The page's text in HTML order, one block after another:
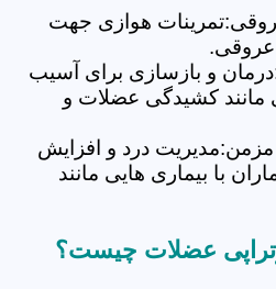
هوازی جهت
عروقی.
و بازسازی برای آسیب
مانند کشیدگی عضلات و
مزمن:مدیریت درد و افزایش
با بیماری هایی مانند
عضلات چیست؟